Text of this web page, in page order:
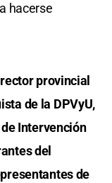
hacerse
provincial
de la DPVyU,
Intervención
del
de